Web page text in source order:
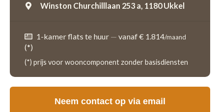
Winston Churchilllaan 253 a, 1180 Ukkel
1-kamer flats te huur — vanaf € 1.814/maand
(*)
(*) prijs voor wooncomponent zonder basisdiensten
Neem contact op via email